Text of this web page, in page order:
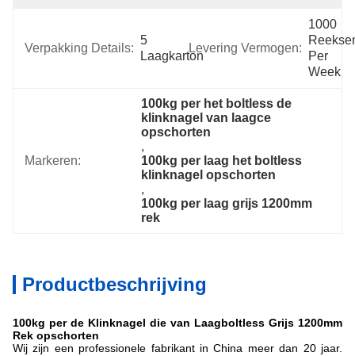
Verpakking Details:
5
Laagkarton
Levering Vermogen:
1000
Per
Week
Markeren:
100kg per het boltless de
klinknagel van laagce
opschorten
,
100kg per laag het boltless
klinknagel opschorten
,
100kg per laag grijs 1200mm
rek
Productbeschrijving
100kg per de Klinknagel die van Laagboltless Grijs 1200mm
Rek opschorten
Wij zijn een professionele fabrikant in China meer dan 20 jaar.